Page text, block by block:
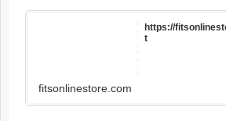
https://
t
fitsonlinestore.com